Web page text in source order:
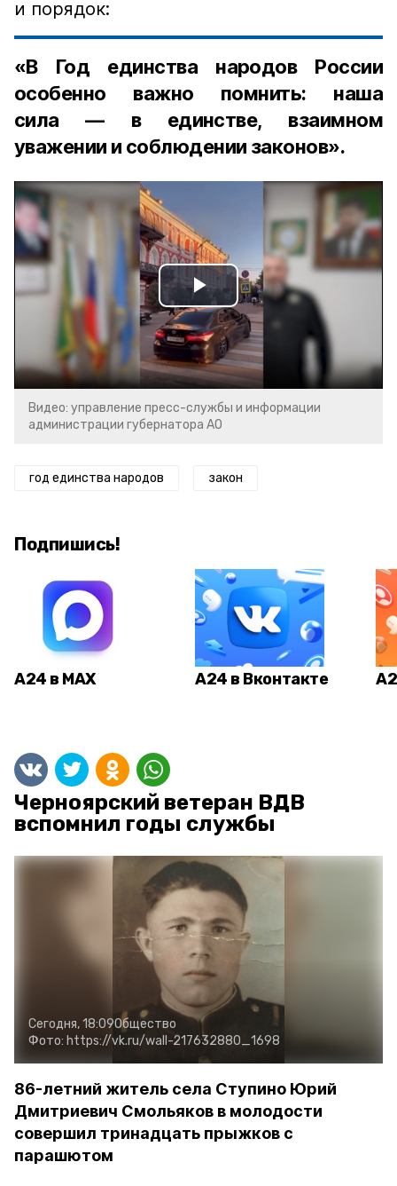
и порядок:
«В Год единства народов России
особенно важно помнить: наша
сила — в единстве, взаимном
уважении и соблюдении законов».
Play
Video
Видео: управление пресс-службы и информации
администрации губернатора АО
год единства народов закон
Подпишись!
А24 в MAX А24 в Вконтакте
Черноярский ветеран ВДВ
вспомнил годы службы
Сегодня, 18:09Общество
Фото: https://vk.ru/wall-217632880_1698
86-летний житель села Ступино Юрий
Дмитриевич Смольяков в молодости
совершил тринадцать прыжков с
парашютом